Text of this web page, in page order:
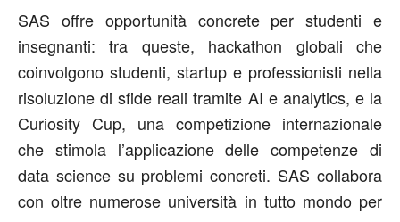
SAS offre opportunità concrete per studenti e
insegnanti: tra queste, hackathon globali che
coinvolgono studenti, startup e professionisti nella
risoluzione di sfide reali tramite AI e analytics, e la
Curiosity Cup, una competizione internazionale
che stimola l’applicazione delle competenze di
data science su problemi concreti. SAS collabora
con oltre numerose università in tutto mondo per